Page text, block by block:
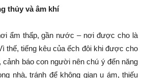
thủy và âm khí
ẩm thấp, gần nước – nơi được cho là
thế, tiếng kêu của ếch đôi khi được cho
cảnh báo con người nên chú ý đến năng
nhà, tránh để không gian u ám, thiếu